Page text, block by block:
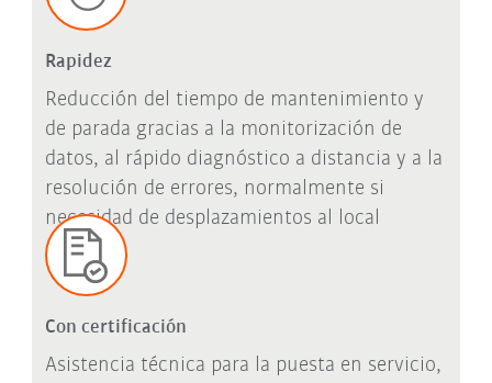
Rapidez
Reducción del tiempo de mantenimiento y
de parada gracias a la monitorización de
datos, al rápido diagnóstico a distancia y a la
resolución de errores, normalmente si
necesidad de desplazamientos al local
Con certificación
Asistencia técnica para la puesta en servicio,